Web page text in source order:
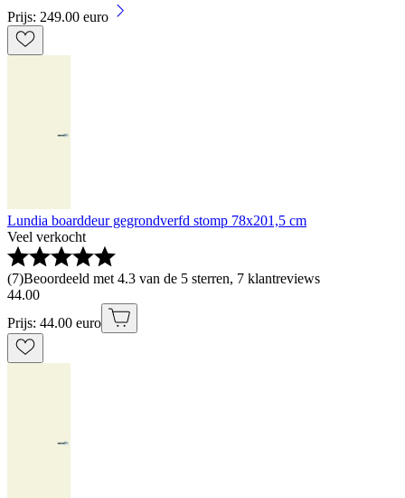
Prijs: 249.00 euro
Lundia boarddeur gegrondverfd stomp 78x201,5 cm
Veel verkocht
(7)Beoordeeld met 4.3 van de 5 sterren, 7 klantreviews
44.00
Prijs: 44.00 euro